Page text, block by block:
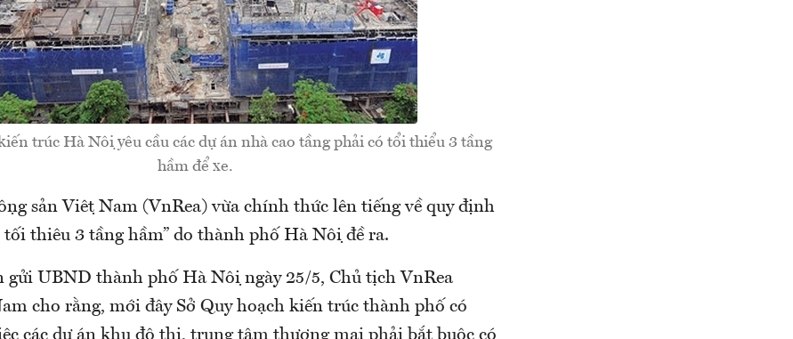
trúc Hà Nội yêu cầu các dự án nhà cao tầng phải có tổi thiểu 3 tầng
hầm để xe.
sản Việt Nam (VnRea) vừa chính thức lên tiếng về quy định
tối thiêu 3 tầng hầm” do thành phố Hà Nội đề ra.
gửi UBND thành phố Hà Nội ngày 25/5, Chủ tịch VnRea
cho rằng, mới đây Sở Quy hoạch kiến trúc thành phố có
các dự án khu đô thị, trung tâm thương mại phải bắt buộc có